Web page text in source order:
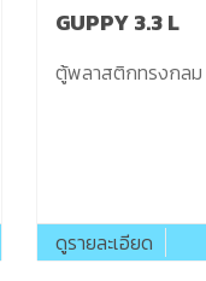
GUPPY 3.3 L
ตู้พลาสติกทรงกลม
ดูรายละเอียด